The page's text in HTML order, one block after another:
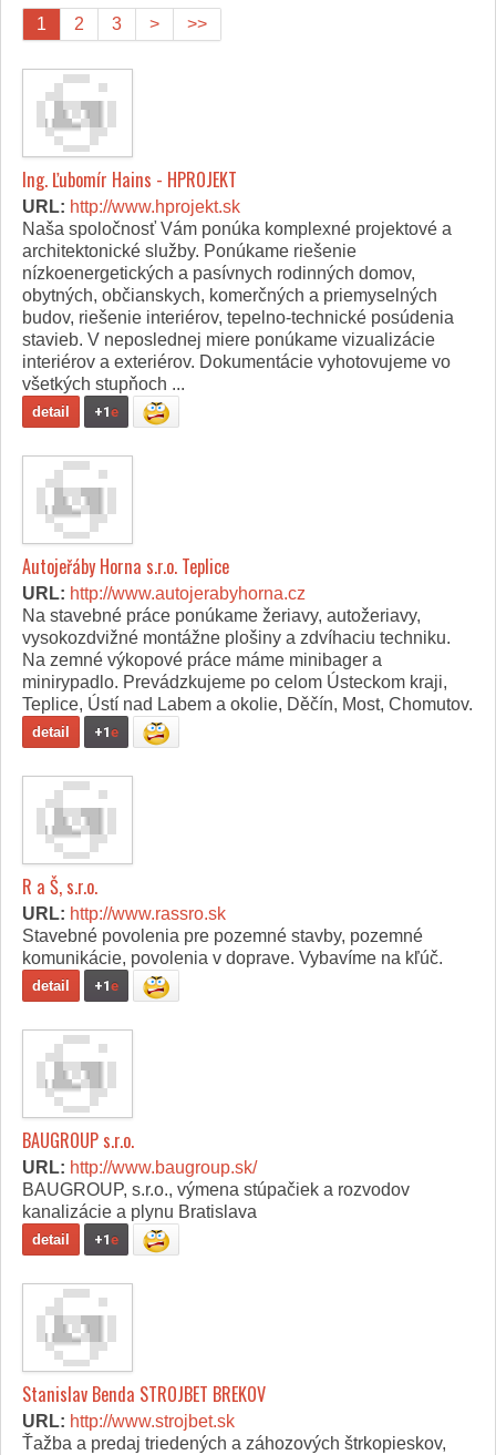
1 2 3 > >>
Ing. Ľubomír Hains - HPROJEKT
URL: http://www.hprojekt.sk
Naša spoločnosť Vám ponúka komplexné projektové a
architektonické služby. Ponúkame riešenie
nízkoenergetických a pasívnych rodinných domov,
obytných, občianskych, komerčných a priemyselných
budov, riešenie interiérov, tepelno-technické posúdenia
stavieb. V neposlednej miere ponúkame vizualizácie
interiérov a exteriérov. Dokumentácie vyhotovujeme vo
všetkých stupňoch ...
detail +1e
Autojeřáby Horna s.r.o. Teplice
URL: http://www.autojerabyhorna.cz
Na stavebné práce ponúkame žeriavy, autožeriavy,
vysokozdvižné montážne plošiny a zdvíhaciu techniku.
Na zemné výkopové práce máme minibager a
minirypadlo. Prevádzkujeme po celom Ústeckom kraji,
Teplice, Ústí nad Labem a okolie, Děčín, Most, Chomutov.
detail +1e
R a Š, s.r.o.
URL: http://www.rassro.sk
Stavebné povolenia pre pozemné stavby, pozemné
komunikácie, povolenia v doprave. Vybavíme na kľúč.
detail +1e
BAUGROUP s.r.o.
URL: http://www.baugroup.sk/
BAUGROUP, s.r.o., výmena stúpačiek a rozvodov
kanalizácie a plynu Bratislava
detail +1e
Stanislav Benda STROJBET BREKOV
URL: http://www.strojbet.sk
Ťažba a predaj triedených a záhozových štrkopieskov,